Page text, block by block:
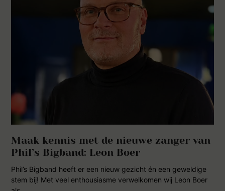
Maak kennis met de nieuwe zanger van
Phil’s Bigband: Leon Boer
Phil’s Bigband heeft er een nieuw gezicht én een geweldige
stem bij! Met veel enthousiasme verwelkomen wij Leon Boer